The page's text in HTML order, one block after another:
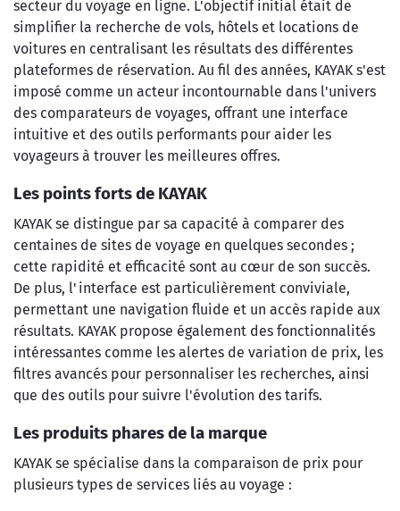
secteur du voyage en ligne. L'objectif initial était de
simplifier la recherche de vols, hôtels et locations de
voitures en centralisant les résultats des différentes
plateformes de réservation. Au fil des années, KAYAK s'est
imposé comme un acteur incontournable dans l'univers
des comparateurs de voyages, offrant une interface
intuitive et des outils performants pour aider les
voyageurs à trouver les meilleures offres.
Les points forts de KAYAK
KAYAK se distingue par sa capacité à comparer des
centaines de sites de voyage en quelques secondes ;
cette rapidité et efficacité sont au cœur de son succès.
De plus, l'interface est particulièrement conviviale,
permettant une navigation fluide et un accès rapide aux
résultats. KAYAK propose également des fonctionnalités
intéressantes comme les alertes de variation de prix, les
filtres avancés pour personnaliser les recherches, ainsi
que des outils pour suivre l'évolution des tarifs.
Les produits phares de la marque
KAYAK se spécialise dans la comparaison de prix pour
plusieurs types de services liés au voyage :